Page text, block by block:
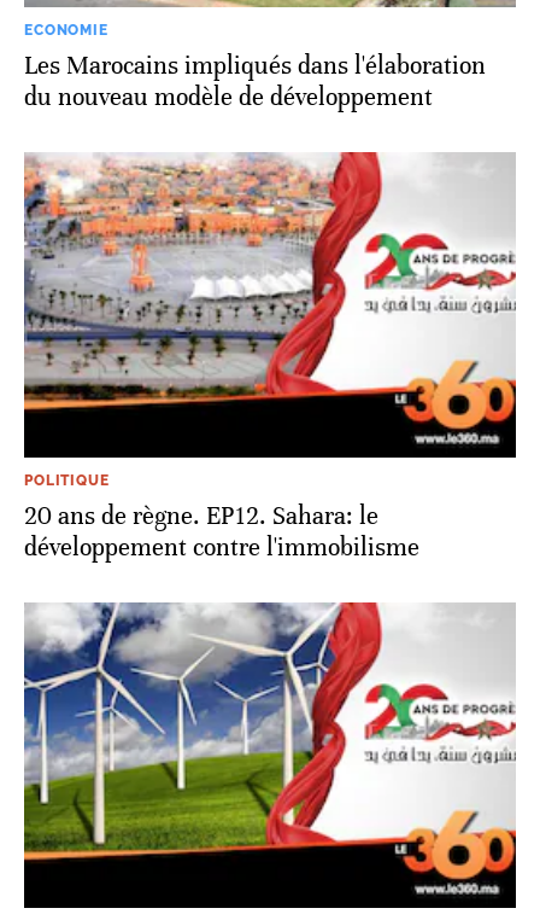
ECONOMIE
Les Marocains impliqués dans l'élaboration
du nouveau modèle de développement
POLITIQUE
20 ans de règne. EP12. Sahara: le
développement contre l'immobilisme